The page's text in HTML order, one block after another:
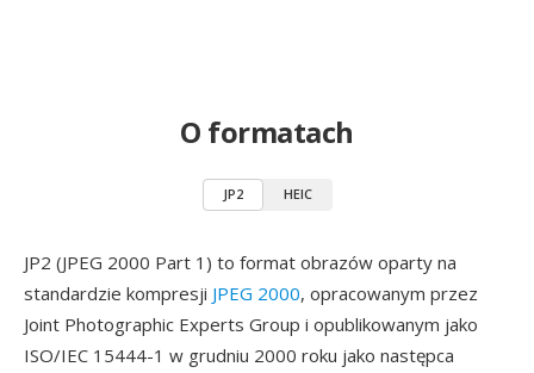
O formatach
JP2 HEIC
JP2 (JPEG 2000 Part 1) to format obrazów oparty na
standardzie kompresji JPEG 2000, opracowanym przez
Joint Photographic Experts Group i opublikowanym jako
ISO/IEC 15444-1 w grudniu 2000 roku jako następca